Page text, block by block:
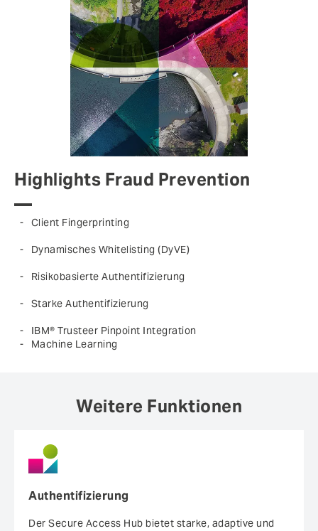
Highlights Fraud Prevention
Client Fingerprinting
Dynamisches Whitelisting (DyVE)
Risikobasierte Authentifizierung
Starke Authentifizierung
IBM® Trusteer Pinpoint Integration
Machine Learning
Weitere Funktionen
Authentifizierung
Der Secure Access Hub bietet starke, adaptive und